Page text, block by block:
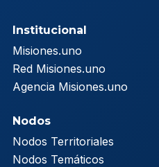
Institucional
Misiones.uno
Red Misiones.uno
Agencia Misiones.uno
Nodos
Nodos Territoriales
Nodos Temáticos